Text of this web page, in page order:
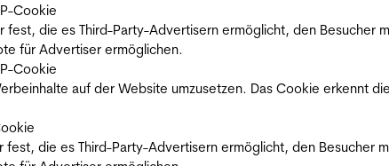
Cookie
fest, die es Third-Party-Advertisern ermöglicht, den
für Advertiser ermöglichen.
Cookie
auf der Website umzusetzen. Das Cookie erkennt
fest, die es Third-Party-Advertisern ermöglicht, den